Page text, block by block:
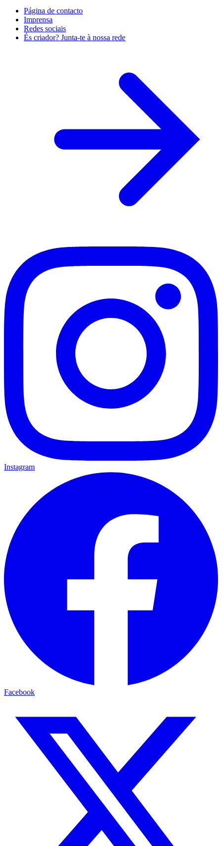
Página de contacto
Imprensa
Redes sociais
És criador? Junta-te à nossa rede
Instagram
Facebook